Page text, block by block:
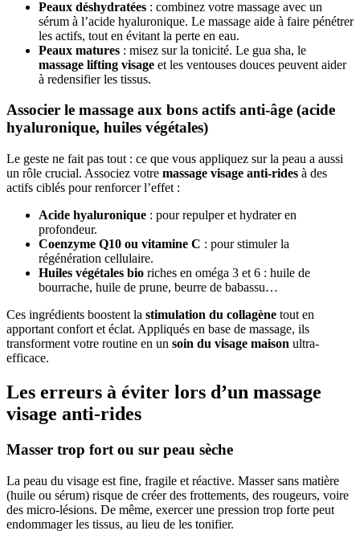
Peaux déshydratées : combinez votre massage avec un
sérum à l’acide hyaluronique. Le massage aide à faire pénétrer
les actifs, tout en évitant la perte en eau.
Peaux matures : misez sur la tonicité. Le gua sha, le
massage lifting visage et les ventouses douces peuvent aider
à redensifier les tissus.
Associer le massage aux bons actifs anti-âge (acide
hyaluronique, huiles végétales)
Le geste ne fait pas tout : ce que vous appliquez sur la peau a aussi
un rôle crucial. Associez votre massage visage anti-rides à des
actifs ciblés pour renforcer l’effet :
Acide hyaluronique : pour repulper et hydrater en
profondeur.
Coenzyme Q10 ou vitamine C : pour stimuler la
régénération cellulaire.
Huiles végétales bio riches en oméga 3 et 6 : huile de
bourrache, huile de prune, beurre de babassu…
Ces ingrédients boostent la stimulation du collagène tout en
apportant confort et éclat. Appliqués en base de massage, ils
transforment votre routine en un soin du visage maison ultra-
efficace.
Les erreurs à éviter lors d’un massage
visage anti-rides
Masser trop fort ou sur peau sèche
La peau du visage est fine, fragile et réactive. Masser sans matière
(huile ou sérum) risque de créer des frottements, des rougeurs, voire
des micro-lésions. De même, exercer une pression trop forte peut
endommager les tissus, au lieu de les tonifier.